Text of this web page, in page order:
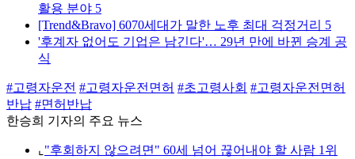
활용 분야 5
[Trend&Bravo] 6070세대가 말한 노후 최대 걱정거리 5
'후계자 없어도 기업은 남긴다'… 29년 만에 바뀐 승계 공
식
#고령자운전 #고령자운전면허 #초고령사회 #고령자운전면허
반납 #면허반납
한승희 기자의 주요 뉴스
⌞ "후회하지 않으려면" 60세 넘어 끊어내야 할 사람 1위